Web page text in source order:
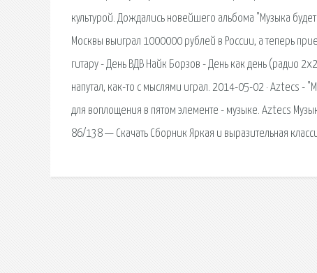
культурой. Дождались новейшего альбома "Музыка
Москвы выиграл 1000000 рублей в России, а теперь
гитару - День ВДВ Найк Борзов - День как день (радио
напутал, как-то с мыслями играл. 2014-05-02 · Aztecs -
для воплощения в пятом элементе - музыке. Aztecs
86/138 — Скачать Сборник Яркая и выразительная